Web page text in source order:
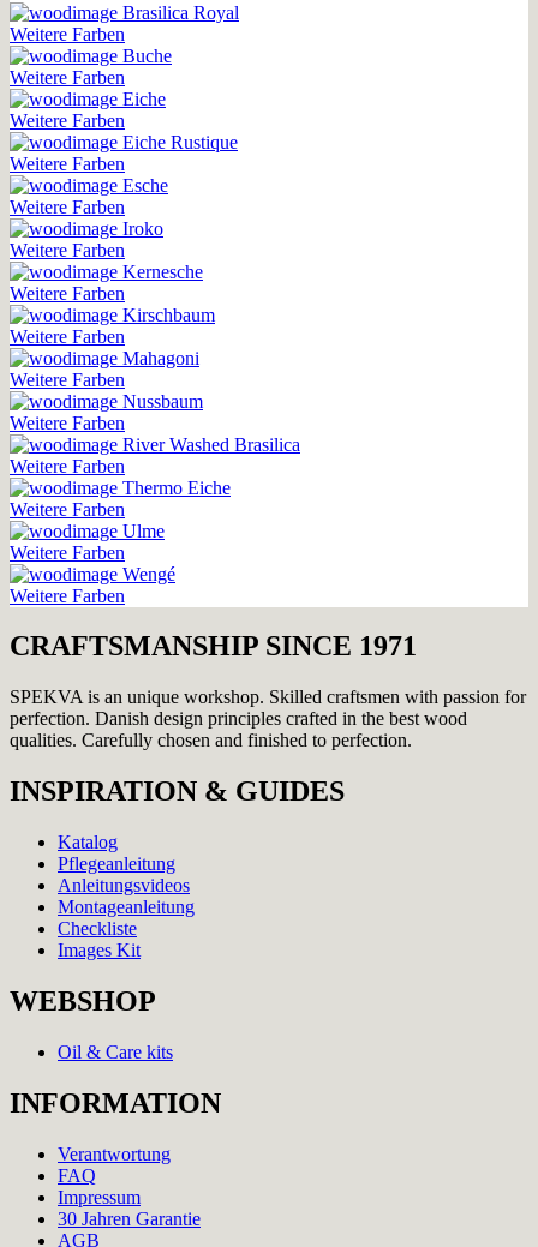
Brasilica Royal
Weitere Farben
Buche
Weitere Farben
Eiche
Weitere Farben
Eiche Rustique
Weitere Farben
Esche
Weitere Farben
Iroko
Weitere Farben
Kernesche
Weitere Farben
Kirschbaum
Weitere Farben
Mahagoni
Weitere Farben
Nussbaum
Weitere Farben
River Washed Brasilica
Weitere Farben
Thermo Eiche
Weitere Farben
Ulme
Weitere Farben
Wengé
Weitere Farben
CRAFTSMANSHIP SINCE 1971
SPEKVA is an unique workshop. Skilled craftsmen with passion for
perfection. Danish design principles crafted in the best wood
qualities. Carefully chosen and finished to perfection.
INSPIRATION & GUIDES
Katalog
Pflegeanleitung
Anleitungsvideos
Montageanleitung
Checkliste
Images Kit
WEBSHOP
Oil & Care kits
INFORMATION
Verantwortung
FAQ
Impressum
30 Jahren Garantie
AGB